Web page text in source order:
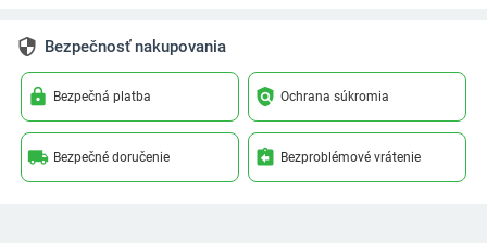
security Bezpečnosť nakupovania
lock Bezpečná platba policy Ochrana súkromia
local_shipping Bezpečné doručenie assignment_return Bezproblémové vrátenie